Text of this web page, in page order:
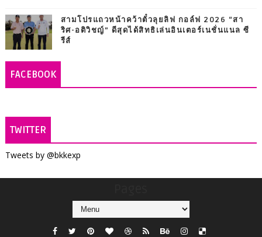
สามโปรแถวหน้าคว้าตั๋วลุยลิฟ กอล์ฟ 2026 “สา
ริศ-อติวิชญ์” ดีสุดได้สิทธิเล่นอินเตอร์เนชั่นแนล ซี
รีส์
FACEBOOK
TWITTER
Tweets by @bkkexp